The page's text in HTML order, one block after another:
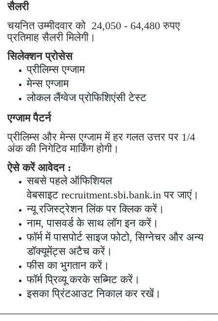
सैलरी
चयनित उम्मीदवार को 24,050 - 64,480 रुपए
प्रतिमाह सैलरी मिलेगी।
सिलेक्शन प्रोसेस
प्रीलिम्स एग्जाम
मेन्स एग्जाम
लोकल लैंग्वेज प्रोफिशिएंसी टेस्ट
एग्जाम पैटर्न
प्रीलिम्स और मेन्स एग्जाम में हर गलत उत्तर पर 1/4
अंक की निगेटिव मार्किंग होगी।
ऐसे करें आवेदन :
सबसे पहले ऑफिशियल
वेबसाइट recruitment.sbi.bank.in पर जाएं।
न्यू रजिस्ट्रेशन लिंक पर क्लिक करें।
नाम, पासवर्ड के साथ लॉग इन करें।
फॉर्म में पासपोर्ट साइज फोटो, सिग्नेचर और अन्य
डॉक्यूमेंट्स अटैच करें।
फीस का भुगतान करें।
फॉर्म प्रिव्यू करके सब्मिट करें।
इसका प्रिंटआउट निकाल कर रखें।